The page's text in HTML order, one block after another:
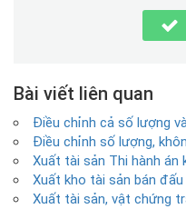
Bài viết liên quan
Điều chỉnh cả số lượng
Điều chỉnh số lượng,
Xuất tài sản Thi hành
Xuất kho tài sản bán
Xuất tài sản, vật chứng